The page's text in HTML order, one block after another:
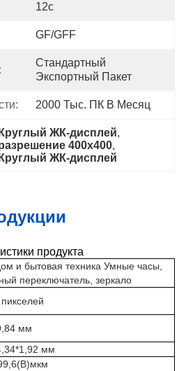
12с
GF/GFF
Стандартный
Экспортный Пакет
2000 Тыс. ПК В Месяц
Круглый ЖК-дисплей,
400x400,
Круглый ЖК-дисплей
продукта
и бытовая техника Умные часы,
переключатель, зеркало
мм
мм